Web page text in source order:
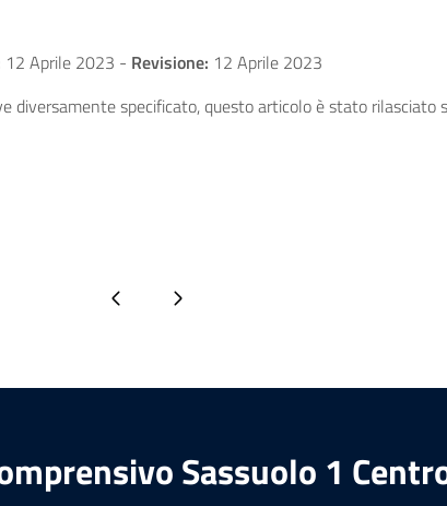
12 Aprile 2023 - Revisione: 12 Aprile 2023
diversamente specificato, questo articolo è stato
Pagina precedentePagina successiva
Sassuolo 1